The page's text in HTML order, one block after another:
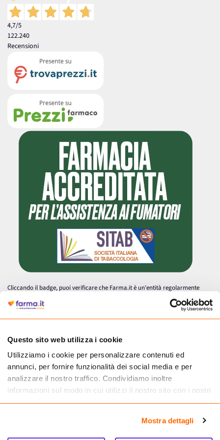
Questo sito web utilizza i cookie
Utilizziamo i cookie per personalizzare contenuti ed
annunci, per fornire funzionalità dei social media e per
analizzare il nostro traffico. Condividiamo inoltre
informazioni sul modo in cui utilizzi il nostro sito con i nostri
partner che si occupano di analisi dei dati web, pubblicità e
informazioni che hai fornito loro o che hanno raccolto dal
tuo utilizzo dei loro servizi.
Mostra dettagli
4,7/5
122.240
Recensioni
Cliccando il badge, puoi verificare che Farma.it è un'entità regolarmente
autorizzata dal Ministero della Salute a effettuare la vendita online di
medicinali.